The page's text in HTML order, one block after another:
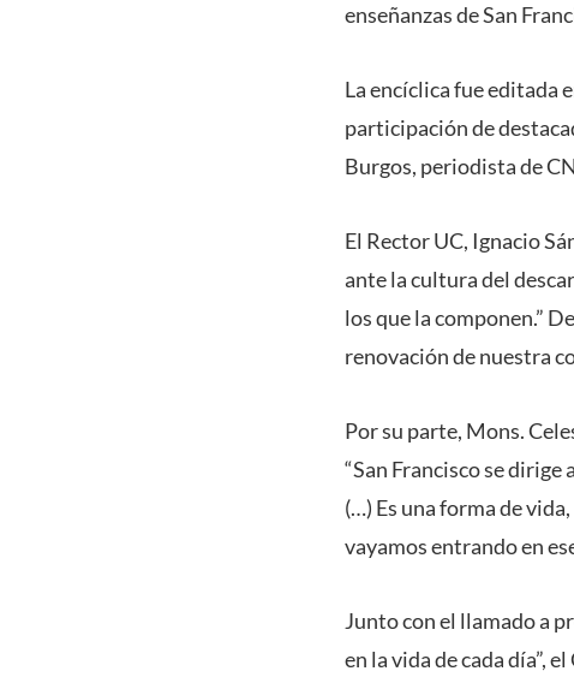
enseñanzas de San
La encíclica fue editada
participación de
Burgos, periodista de
El Rector UC, Ignacio
ante la cultura del
los que la componen.”
renovación de nuestra
Por su parte, Mons.
“San Francisco se
(…) Es una forma de
vayamos entrando en
Junto con el llamado a
en la vida de cada día”,